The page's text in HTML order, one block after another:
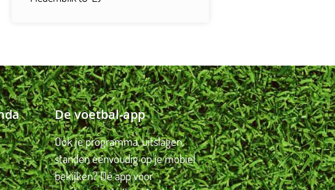
De voetbal-app
Ook je programma, uitslagen,
standen eenvoudig op je mobiel
bekijken? Dé app voor